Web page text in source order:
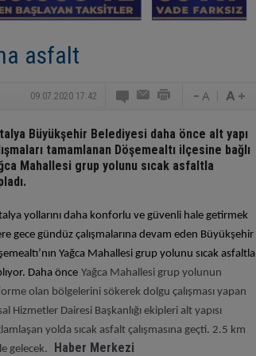
asfalt
09.07.2020 17:42
Büyükşehir Belediyesi daha önce alt yapı
tamamlanan Döşemealtı ilçesine bağlı
Mahallesi grup yolunu sıcak asfaltla
yollarını daha konforlu ve güvenli hale getirmek
gece gündüz çalışmalarına devam eden Büyükşehir
Yağca Mahallesi grup yolunu sıcak asfaltla
Daha önce Yağca Mahallesi grup yolunun
olan bölgelerini sökerek dolgu çalışması yapan
Hizmetler Dairesi Başkanlığı ekipleri alt yapısı
yolda sıcak asfalt çalışmasına geçti. 2.5 km
gelecek.
Haber Merkezi